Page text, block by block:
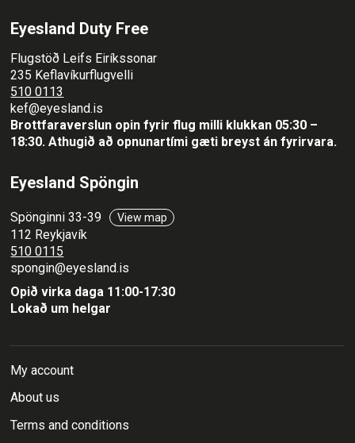
Eyesland Duty Free
Flugstöð Leifs Eiríkssonar
235 Keflavíkurflugvelli
510 0113
kef@eyesland.is
Brottfaraverslun opin fyrir flug milli klukkan 05:30 –
18:30.Athugið að opnunartími gæti breyst án fyrirvara.
Eyesland Spöngin
Spönginni 33-39 View map
112 Reykjavík
510 0115
spongin@eyesland.is
Opið virka daga 11:00-17:30
Lokað um helgar
My account
About us
Terms and conditions